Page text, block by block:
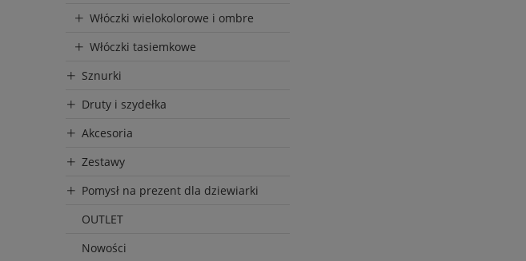
Włóczki wielokolorowe i ombre
Włóczki tasiemkowe
Sznurki
Druty i szydełka
Akcesoria
Zestawy
Pomysł na prezent dla dziewiarki
OUTLET
Nowości